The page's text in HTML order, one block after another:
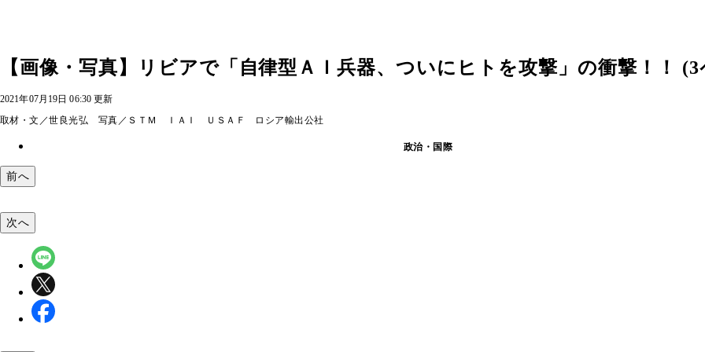
【画像・写真】リビアで「自律型ＡＩ兵器、ついにヒトを攻撃」の衝撃！！ (3
2021年07月19日 06:30 更新
取材・文／世良光弘 写真／ＳＴＭ ＩＡＩ ＵＳＡＦ ロシア輸出公社
政治・国際
前へ
次へ